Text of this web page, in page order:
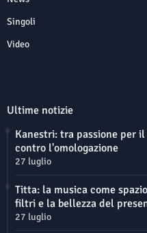
Singoli
Video
Ultime notizie
Kanestri: tra passione per
contro l'omologazione
27 luglio
Titta: la musica come
filtri e la bellezza del
27 luglio